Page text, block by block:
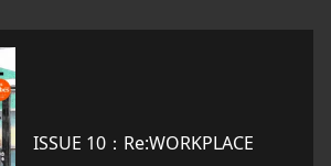
ISSUE 10：Re:WORKPLACE